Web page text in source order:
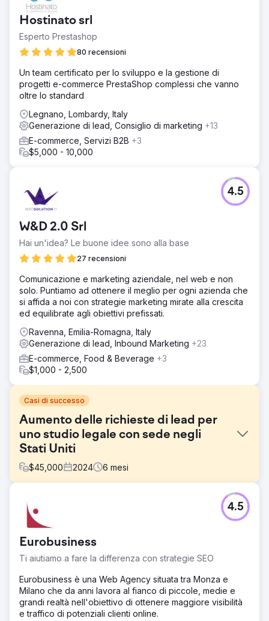
Hostinato srl
Esperto Prestashop
80 recensioni
Un team certificato per lo sviluppo e la gestione di
progetti e-commerce PrestaShop complessi che vanno
oltre lo standard
Legnano, Lombardy, Italy
Generazione di lead, Consiglio di marketing +13
E-commerce, Servizi B2B +3
$5,000 - 10,000
W&D 2.0 Srl
Hai un'idea? Le buone idee sono alla base
27 recensioni
4.5
Comunicazione e marketing aziendale, nel web e non
solo. Puntiamo ad ottenere il meglio per ogni azienda che
si affida a noi con strategie marketing mirate alla crescita
ed equilibrate agli obiettivi prefissati.
Ravenna, Emilia-Romagna, Italy
Generazione di lead, Inbound Marketing +23
E-commerce, Food & Beverage +3
$1,000 - 2,500
Casi di successo
Aumento delle richieste di lead per
uno studio legale con sede negli
Stati Uniti
$45,000 2024 6 mesi
Il sito web non era in classifica né convertiva i lead.
Soluzione
Ho riprogettato la landing page e creato più pagine di
aiuta per una strategia a lungo termine, la PPC è ottima
per una lead gen più rapida.
Risultato
Lo studio legale riceve 2-3 contatti al mese, aumentando il
numero di consulenze.
Eurobusiness
Ti aiutiamo a fare la differenza con strategie SEO
4.5
Eurobusiness è una Web Agency situata tra Monza e
Milano che da anni lavora al fianco di piccole, medie e
grandi realtà nell'obiettivo di ottenere maggiore visibilità
e traffico di potenziali clienti online.